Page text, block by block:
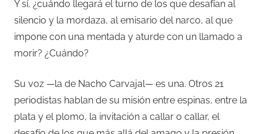
Y sí, ¿cuándo llegará el turno de los que desafían al
silencio y la mordaza, al emisario del narco, al que
impone con una mentada y aturde con un llamado a
morir? ¿Cuándo?
Su voz —la de Nacho Carvajal— es una. Otros 21
periodistas hablan de su misión entre espinas, entre la
plata y el plomo, la invitación a callar o callar, el